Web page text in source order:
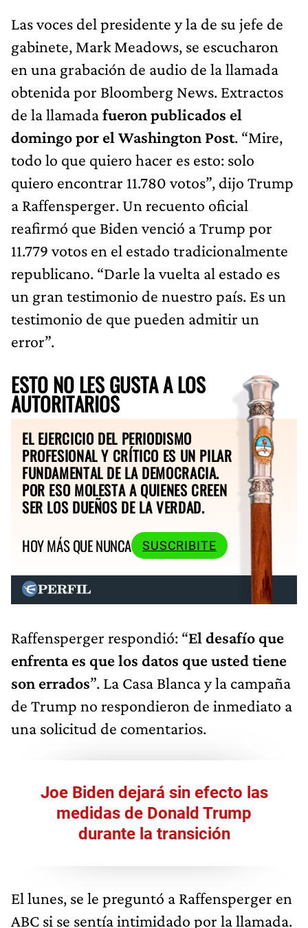
Las voces del presidente y la de su jefe de
gabinete, Mark Meadows, se escucharon
en una grabación de audio de la llamada
obtenida por Bloomberg News. Extractos
de la llamadafueron publicados el
domingo por el Washington Post. “Mire,
todo lo que quiero hacer es esto: solo
quiero encontrar 11.780 votos”, dijo Trump
a Raffensperger. Un recuento oficial
reafirmó que Biden venció a Trump por
11.779 votos en el estado tradicionalmente
republicano. “Darle la vuelta al estado es
un gran testimonio de nuestro país. Es un
testimonio de que pueden admitir un
error”.
ESTO NO LES GUSTA A LOS
AUTORITARIOS
EL EJERCICIO DEL PERIODISMO
PROFESIONAL Y CRÍTICO ES UN PILAR
FUNDAMENTAL DE LA DEMOCRACIA.
POR ESO MOLESTA A QUIENES CREEN
SER LOS DUEÑOS DE LA VERDAD.
HOY MÁS QUE NUNCA
SUSCRIBITE
Raffensperger respondió: “El desafío que
enfrenta es que los datos que usted tiene
son errados”. La Casa Blanca y la campaña
de Trump no respondieron de inmediato a
una solicitud de comentarios.
Joe Biden dejará sin efecto las
medidas de Donald Trump
durante la transición
El lunes, se le preguntó a Raffensperger en
ABC si se sentía intimidado por la llamada.